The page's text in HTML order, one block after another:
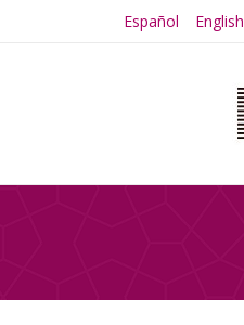
Español English